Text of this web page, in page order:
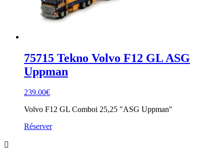
75715 Tekno Volvo F12 GL ASG
Uppman
239.00€
Volvo F12 GL Comboi 25,25 "ASG Uppman"
Réserver
